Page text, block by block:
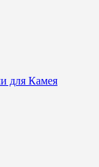
для Камея